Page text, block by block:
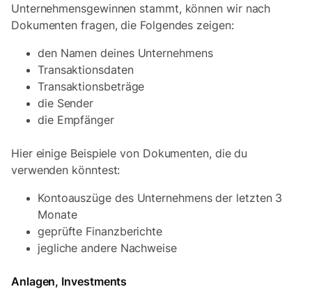
Unternehmensgewinnen stammt, können wir nach
Dokumenten fragen, die Folgendes zeigen:
den Namen deines Unternehmens
Transaktionsdaten
Transaktionsbeträge
die Sender
die Empfänger
Hier einige Beispiele von Dokumenten, die du
verwenden könntest:
Kontoauszüge des Unternehmens der letzten 3
Monate
geprüfte Finanzberichte
jegliche andere Nachweise
Anlagen, Investments